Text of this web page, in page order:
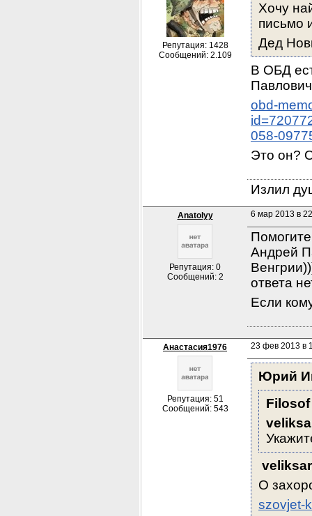
Репутация: 1428
Сообщений: 2.109
Хочу
письмо
Дед
В ОБД
obd-
058-
Это он?
Излил
Anatolyy
Репутация: 0
Сообщений: 2
6 мар 2013 в
Андрей
ответа
Если
Анастасия1976
Репутация: 51
Сообщений: 543
23 фев 2013 в
Юрий
Filosof
О
szovjet-